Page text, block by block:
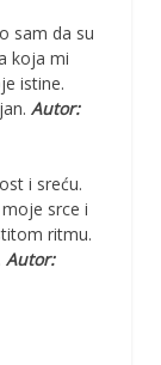
sam da su
koja mi
istine.
Autor:
i sreću.
srce i
ritmu.
Autor: